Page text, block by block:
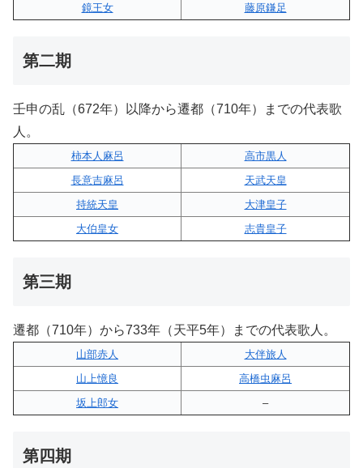
鏡王女
藤原鎌足
第二期
壬申の乱（672年）以降から遷都（710年）までの代表歌
人。
柿本人麻呂
高市黒人
長意吉麻呂
天武天皇
持統天皇
大津皇子
大伯皇女
志貴皇子
第三期
遷都（710年）から733年（天平5年）までの代表歌人。
山部赤人
大伴旅人
山上憶良
高橋虫麻呂
坂上郎女
–
第四期